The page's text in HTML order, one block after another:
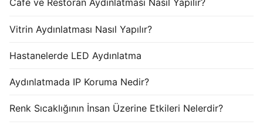
Cafe ve Restoran Aydınlatması Nasıl Yapılır?
Vitrin Aydınlatması Nasıl Yapılır?
Hastanelerde LED Aydınlatma
Aydınlatmada IP Koruma Nedir?
Renk Sıcaklığının İnsan Üzerine Etkileri Nelerdir?